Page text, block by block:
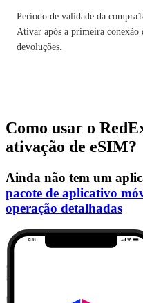
Período de validade da
Ativar após a primeira conexão
devoluções.
Como usar o
ativação de eSIM?
Ainda não tem um
pacote de aplicativo
operação detalhadas